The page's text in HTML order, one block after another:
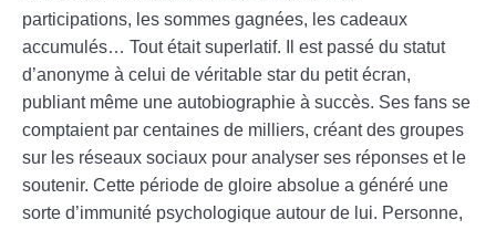
participations, les sommes gagnées, les cadeaux
accumulés… Tout était superlatif. Il est passé du statut
d’anonyme à celui de véritable star du petit écran,
publiant même une autobiographie à succès. Ses fans se
comptaient par centaines de milliers, créant des groupes
sur les réseaux sociaux pour analyser ses réponses et le
soutenir. Cette période de gloire absolue a généré une
sorte d’immunité psychologique autour de lui. Personne,